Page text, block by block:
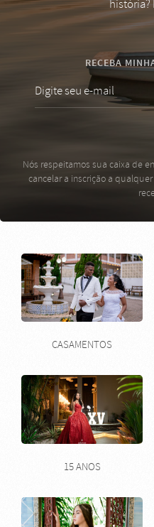
história?
RECEBA
Nós respeitamos sua caixa de
cancelar a inscrição a
CASAMENTOS
15 ANOS